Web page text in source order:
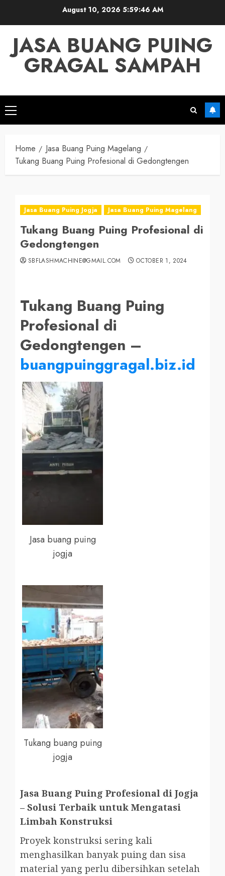
August 10, 20265:59:47 AM
JASA BUANG PUING
GRAGAL SAMPAH
Primary
Menu
Home
Jasa Buang Puing Magelang
Tukang Buang Puing Profesional di Gedongtengen
Jasa Buang Puing Jogja Jasa Buang Puing Magelang
Tukang Buang Puing Profesional di
Gedongtengen
SBFLASHMACHINE@GMAIL.COM OCTOBER 1, 2024
Tukang Buang Puing
Profesional di
Gedongtengen –
buangpuinggragal.biz.id
Jasa buang puing
jogja
Tukang buang puing
jogja
Jasa Buang Puing Profesional di Jogja
– Solusi Terbaik untuk Mengatasi
Limbah Konstruksi
Proyek konstruksi sering kali
menghasilkan banyak puing dan sisa
material yang perlu dibersihkan setelah